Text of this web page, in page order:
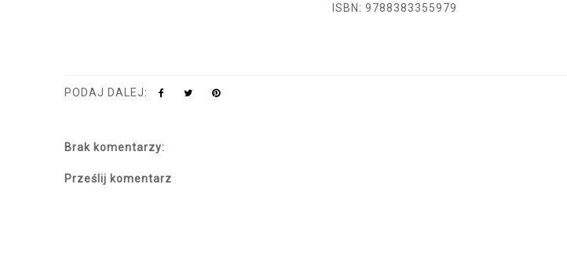
ISBN: 9788383355979
PODAJ DALEJ:
Brak komentarzy:
Prześlij komentarz